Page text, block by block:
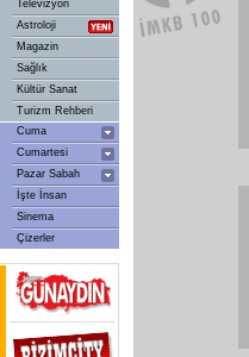
Televizyon
Astroloji
Magazin
Sağlık
Kültür Sanat
Turizm Rehberi
Cuma
Cumartesi
Pazar Sabah
İşte İnsan
Sinema
Çizerler